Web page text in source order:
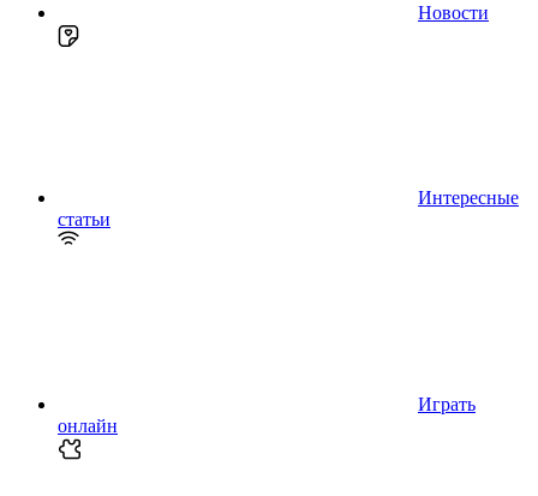
Новости
Интересные
статьи
Играть
онлайн